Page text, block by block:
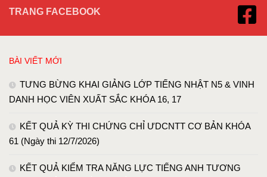
TRANG FACEBOOK
BÀI VIẾT MỚI
TƯNG BỪNG KHAI GIẢNG LỚP TIẾNG NHẬT N5 & VINH
DANH HỌC VIÊN XUẤT SẮC KHÓA 16, 17
KẾT QUẢ KỲ THI CHỨNG CHỈ ƯDCNTT CƠ BẢN KHÓA
61 (Ngày thi 12/7/2026)
KẾT QUẢ KIỂM TRA NĂNG LỰC TIẾNG ANH TƯƠNG